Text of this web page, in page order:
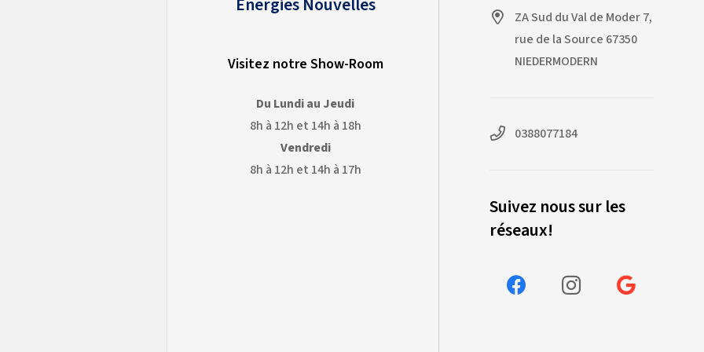
Visitez notre Show-Room
Du Lundi au Jeudi
8h à 12h et 14h à 18h
Vendredi
8h à 12h et 14h à 17h
ZA Sud du Val de Moder 7,
rue de la Source 67350
NIEDERMODERN
0388077184
Suivez nous sur les
réseaux!